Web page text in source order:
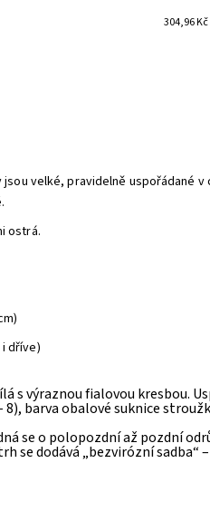
velké, pravidelně uspořádané v
ostrá.
dříve)
s výraznou fialovou kresbou.
barva obalové suknice
se o polopozdní až pozdní
se dodává „bezvirózní sadba“